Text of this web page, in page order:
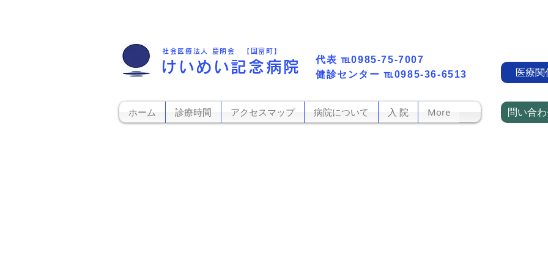
​健診センター℡0985-36-6513
社会医療法人 慶明会 【国富町】
けいめい記念病院 代表​ ℡0985-75-7007
医療関
ホーム 診療時間 アクセスマップ 病院について 入 院 More 問い合